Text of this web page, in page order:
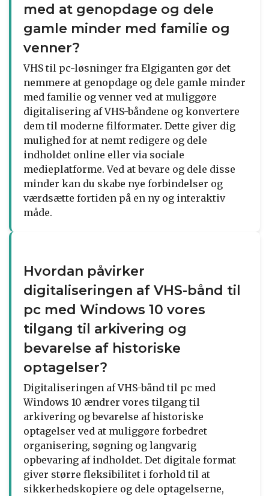
med at genopdage og dele
gamle minder med familie og
venner?
VHS til pc-løsninger fra Elgiganten gør det
nemmere at genopdage og dele gamle minder
med familie og venner ved at muliggøre
digitalisering af VHS-båndene og konvertere
dem til moderne filformater. Dette giver dig
mulighed for at nemt redigere og dele
indholdet online eller via sociale
medieplatforme. Ved at bevare og dele disse
minder kan du skabe nye forbindelser og
værdsætte fortiden på en ny og interaktiv
måde.
Hvordan påvirker
digitaliseringen af VHS-bånd til
pc med Windows 10 vores
tilgang til arkivering og
bevarelse af historiske
optagelser?
Digitaliseringen af VHS-bånd til pc med
Windows 10 ændrer vores tilgang til
arkivering og bevarelse af historiske
optagelser ved at muliggøre forbedret
organisering, søgning og langvarig
opbevaring af indholdet. Det digitale format
giver større fleksibilitet i forhold til at
sikkerhedskopiere og dele optagelserne,